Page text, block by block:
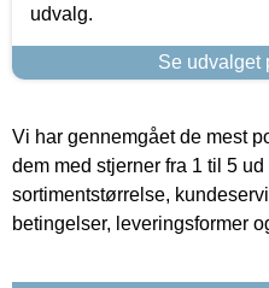
udvalg.
Se udvalget
Vi har gennemgået de mest
dem med stjerner fra 1 til 5
sortimentstørrelse,
betingelser, leveringsformer